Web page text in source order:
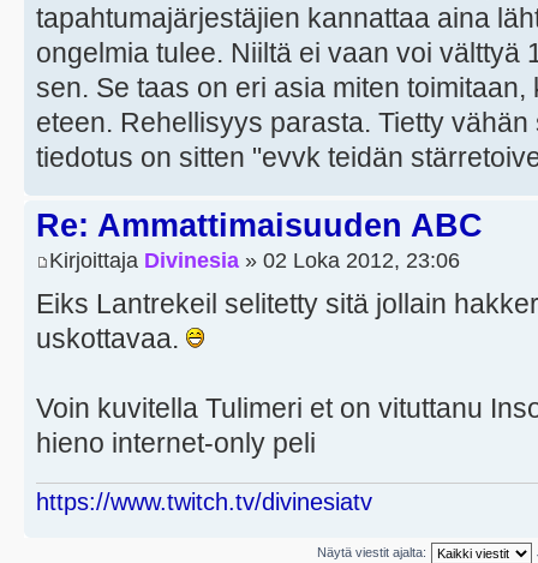
tapahtumajärjestäjien kannattaa aina
ongelmia tulee. Niiltä ei vaan voi välttyä
sen. Se taas on eri asia miten
eteen. Rehellisyys parasta. Tietty
tiedotus on sitten "evvk teidän
Re: Ammattimaisuuden ABC
Kirjoittaja Divinesia » 02 Loka 2012, 23:06
Eiks Lantrekeil selitetty sitä jollain
uskottavaa.
Voin kuvitella Tulimeri et on vituttanu
hieno internet-only peli
https://www.twitch.tv/divinesiatv
Näytä viestit ajalta: